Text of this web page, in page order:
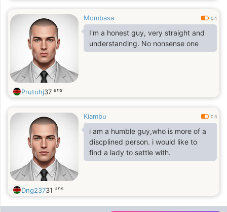
Mombasa 0.4
I'm a honest guy, very straight and
understanding. No nonsense one
Prutohj37 ans
Kiambu 0.3
i am a humble guy,who is more of a
discplined person. i would like to
find a lady to settle with.
Dng23731 ans